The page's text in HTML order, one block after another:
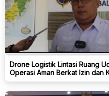
Drone Logistik Lintasi Ruang
Operasi Aman Berkat Izin dan